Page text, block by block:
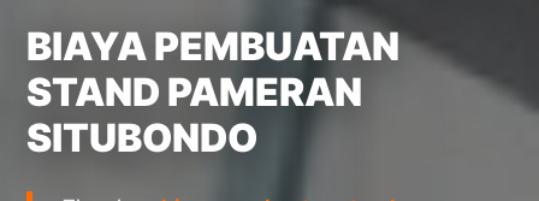
BIAYA PEMBUATAN
STAND PAMERAN
SITUBONDO